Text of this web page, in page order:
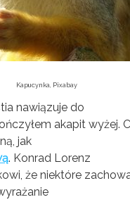
Kapucynka, Pixabay
nawiązuje do
akapit wyżej.
jak
. Konrad Lorenz
że niektóre